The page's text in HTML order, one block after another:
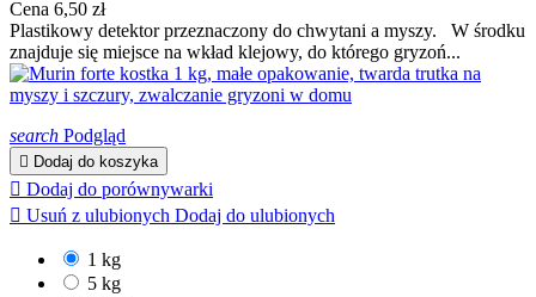
Cena 6,50 zł
Plastikowy detektor przeznaczony do chwytani a myszy. W środku
znajduje się miejsce na wkład klejowy, do którego gryzoń...
search Podgląd
 Dodaj do koszyka
 Dodaj do porównywarki
 Usuń z ulubionych Dodaj do ulubionych
1 kg
5 kg